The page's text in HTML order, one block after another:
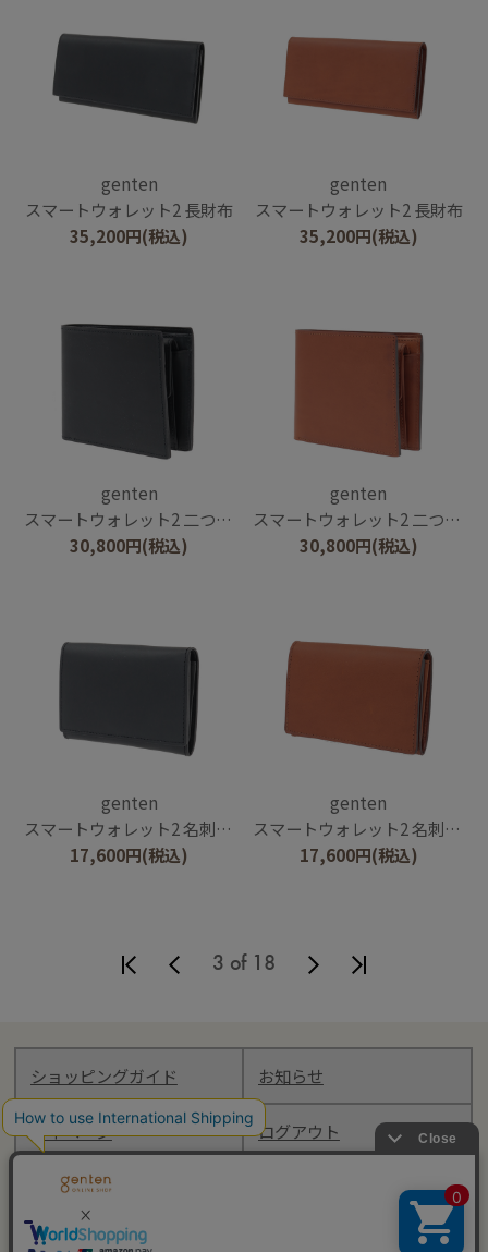
genten
スマートウォレット2 長財布
35,200円(税込)
genten
スマートウォレット2 長財布
35,200円(税込)
genten
スマートウォレット2 二つ折り財布
30,800円(税込)
genten
スマートウォレット2 二つ折り財布
30,800円(税込)
genten
スマートウォレット2 名刺入れ
17,600円(税込)
genten
スマートウォレット2 名刺入れ
17,600円(税込)
3 of 18
ショッピングガイド お知らせ
マイページ ログアウト